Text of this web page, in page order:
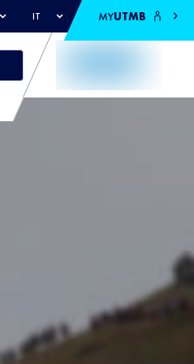
IT MYUTMB